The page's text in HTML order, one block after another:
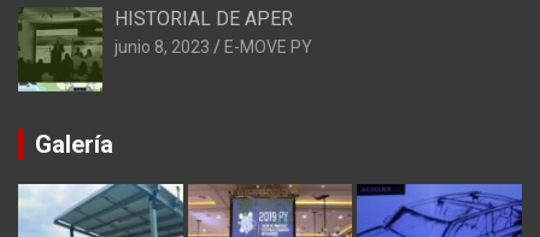
HISTORIAL DE APER
junio 8, 2023 E-MOVE PY
Galería